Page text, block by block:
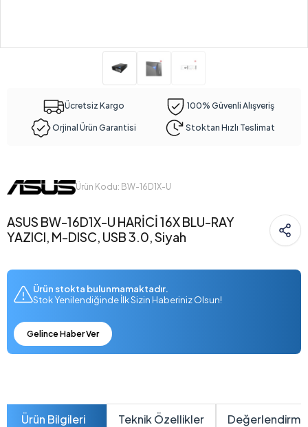
Ücretsiz Kargo 100% Güvenli Alışveriş
Orjinal Ürün Garantisi Stoktan Hızlı Teslimat
Ürün Kodu: BW-16D1X-U
ASUS BW-16D1X-U HARİCİ 16X BLU-RAY
YAZICI, M-DISC, USB 3.0, Siyah
Ürün stokta bulunmamaktadır.
Stok Yenilendiğinde İlk Sizin Haberiniz Olsun!
Gelince Haber Ver
Ürün Bilgileri Teknik Özellikler